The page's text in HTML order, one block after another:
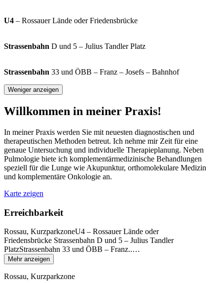
U4 – Rossauer Lände oder Friedensbrücke
Strassenbahn D und 5 – Julius Tandler Platz
Strassenbahn 33 und ÖBB – Franz – Josefs – Bahnhof
Weniger anzeigen
Willkommen in meiner Praxis!
In meiner Praxis werden Sie mit neuesten diagnostischen und
therapeutischen Methoden betreut. Ich nehme mir Zeit für eine
genaue Untersuchung und individuelle Therapieplanung. Neben
Pulmologie biete ich komplementärmedizinische Behandlungen
speziell für die Lunge wie Akupunktur, orthomolekulare Medizin
und komplementäre Onkologie an.
Karte zeigen
Erreichbarkeit
Rossau, KurzparkzoneU4 – Rossauer Lände oder
Friedensbrücke Strassenbahn D und 5 – Julius Tandler
PlatzStrassenbahn 33 und ÖBB – Franz..…
Mehr anzeigen
Rossau, Kurzparkzone